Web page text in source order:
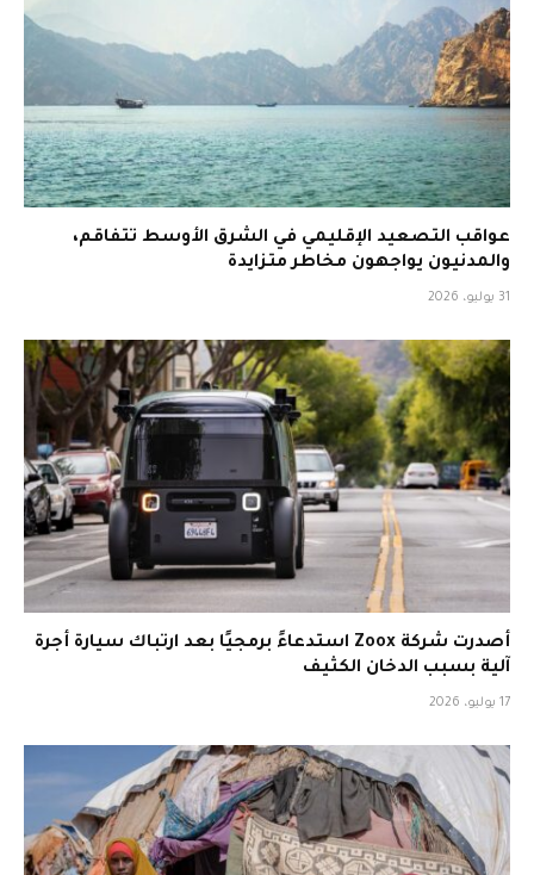
عواقب التصعيد الإقليمي في الشرق الأوسط تتفاقم،
والمدنيون يواجهون مخاطر متزايدة
31 يوليو، 2026
أصدرت شركة Zoox استدعاءً برمجيًا بعد ارتباك سيارة أجرة
آلية بسبب الدخان الكثيف
17 يوليو، 2026